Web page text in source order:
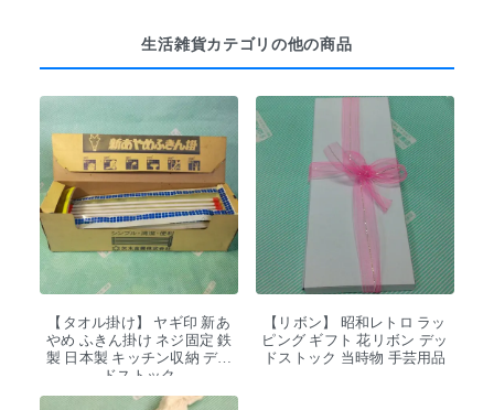
生活雑貨カテゴリの他の商品
【タオル掛け】 ヤギ印 新あ
やめ ふきん掛け ネジ固定 鉄
製 日本製 キッチン収納 デッ
ドストック
【リボン】 昭和レトロ ラッ
ピング ギフト 花リボン デッ
ドストック 当時物 手芸用品